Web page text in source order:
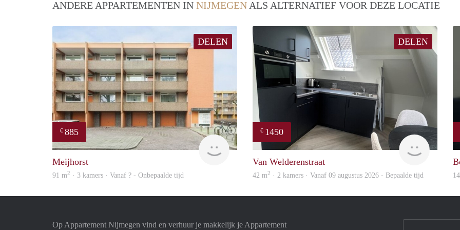
ANDERE APPARTEMENTEN IN NIJMEGEN ALS ALTERNATIEF VOOR DEZE LOCATIE
DELEN
€ 885
rent
Meijhorst
91 m2 · 3 kamers · Vanaf ? - Onbepaalde tijd
DELEN
€ 1450
Next
Van Welderenstraat
42 m2 · 2 kamers · Vanaf 09 augustus 2026 - Bepaalde tijd
Op Appartement Nijmegen vind en verhuur je makkelijk je Appartement